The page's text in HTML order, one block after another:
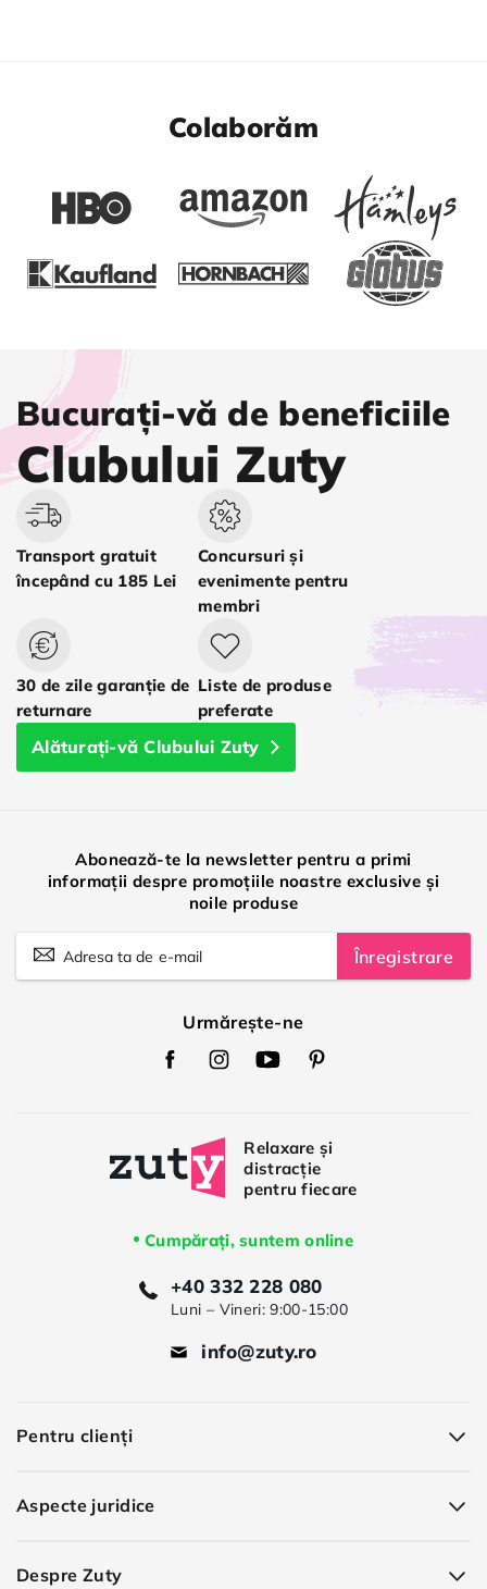
Colaborăm
Bucurați-vă de beneficiile
Clubului Zuty
Transport gratuit
începând cu 185 Lei
Concursuri și
evenimente pentru
membri
30 de zile garanție de
returnare
Liste de produse
preferate
Alăturați-vă Clubului Zuty
Abonează-te la newsletter pentru a primi
informații despre promoțiile noastre exclusive și
noile produse
Înregistrare
Urmărește-ne
Zuty
Facebook
Zuty
Instagram
Zuty
Youtube
Zuty
Pinterest
Cumpărați, suntem online
+40 332 228 080
Luni – Vineri: 9:00-15:00
info@zuty.ro
Pentru clienți
Aspecte juridice
Despre Zuty